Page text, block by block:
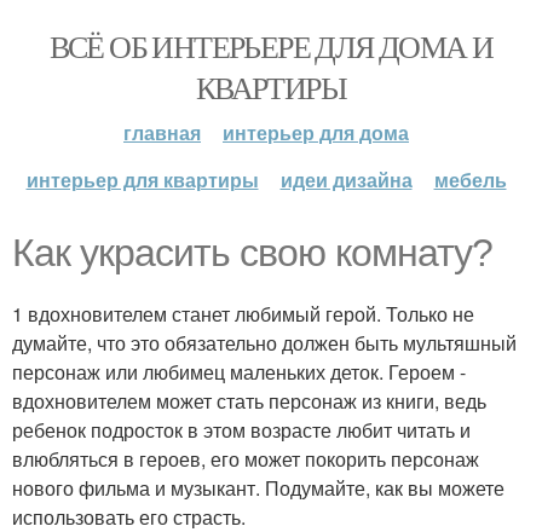
ВСЁ ОБ ИНТЕРЬЕРЕ ДЛЯ ДОМА И
КВАРТИРЫ
главная
интерьер для дома
интерьер для квартиры
идеи дизайна мебель
Как украсить свою комнату?
1 вдохновителем станет любимый герой. Только не
думайте, что это обязательно должен быть мультяшный
персонаж или любимец маленьких деток. Героем -
вдохновителем может стать персонаж из книги, ведь
ребенок подросток в этом возрасте любит читать и
влюбляться в героев, его может покорить персонаж
нового фильма и музыкант. Подумайте, как вы можете
использовать его страсть.